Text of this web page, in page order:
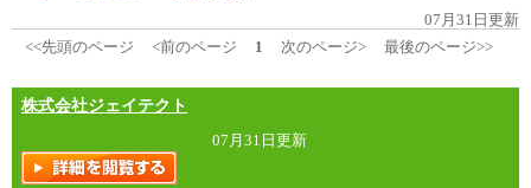
07月31日更新
<<先頭のページ
<前のページ 1 次のページ> 最後のページ>>
株式会社ジェイテクト
07月31日更新